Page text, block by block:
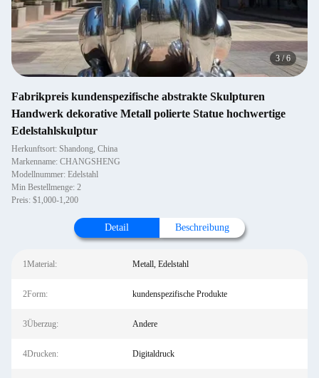
3/6
Fabrikpreis kundenspezifische abstrakte Skulpturen
Handwerk dekorative Metall polierte Statue hochwertige
Edelstahlskulptur
Herkunftsort: Shandong, China
Markenname: CHANGSHENG
Modellnummer: Edelstahl
Min Bestellmenge: 2
Preis: $1,000-1,200
Detail Beschreibung
1Material: Metall, Edelstahl
2Form: kundenspezifische Produkte
3Überzug: Andere
4Drucken: Digitaldruck